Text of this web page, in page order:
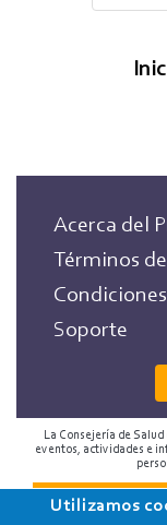
página
Acerca del
Términos
Soporte
La Consejería de
eventos, actividades e
2018
Utilizamos